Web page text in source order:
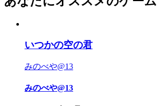
いつかの空の君
みのべや@13
みのべや@13